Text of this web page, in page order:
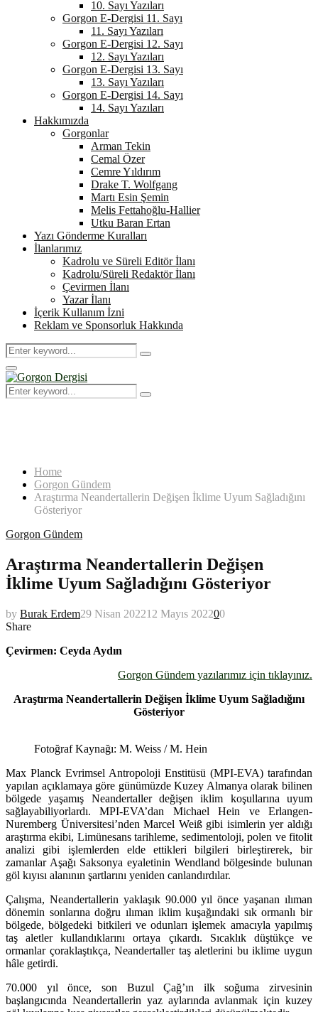
10. Sayı Yazıları
Gorgon E-Dergisi 11. Sayı
11. Sayı Yazıları
Gorgon E-Dergisi 12. Sayı
12. Sayı Yazıları
Gorgon E-Dergisi 13. Sayı
13. Sayı Yazıları
Gorgon E-Dergisi 14. Sayı
14. Sayı Yazıları
Hakkımızda
Gorgonlar
Arman Tekin
Cemal Özer
Cemre Yıldırım
Drake T. Wolfgang
Martı Esin Şemin
Melis Fettahoğlu-Hallier
Utku Baran Ertan
Yazı Gönderme Kuralları
İlanlarımız
Kadrolu ve Süreli Editör İlanı
Kadrolu/Süreli Redaktör İlanı
Çevirmen İlanı
Yazar İlanı
İçerik Kullanım İzni
Reklam ve Sponsorluk Hakkında
Search
for:
Search
Primary
Menu
Search
for:
Search
Home
Gorgon Gündem
Araştırma Neandertallerin Değişen İklime Uyum Sağladığını
Gösteriyor
Gorgon Gündem
Araştırma Neandertallerin Değişen
İklime Uyum Sağladığını Gösteriyor
by Burak Erdem29 Nisan 202212 Mayıs 202200
Share
Çevirmen: Ceyda Aydın
Gorgon Gündem yazılarımız için tıklayınız.
Araştırma Neandertallerin Değişen İklime Uyum Sağladığını
Gösteriyor
Fotoğraf Kaynağı: M. Weiss / M. Hein
Max Planck Evrimsel Antropoloji Enstitüsü (MPI-EVA) tarafından
yapılan açıklamaya göre günümüzde Kuzey Almanya olarak bilinen
bölgede yaşamış Neandertaller değişen iklim koşullarına uyum
sağlayabiliyorlardı. MPI-EVA’dan Michael Hein ve Erlangen-
Nuremberg Üniversitesi’nden Marcel Weiß gibi isimlerin yer aldığı
araştırma ekibi, Limünesans tarihleme, sedimentoloji, polen ve fitolit
analizi gibi işlemlerden elde ettikleri bilgileri birleştirerek, bir
zamanlar Aşağı Saksonya eyaletinin Wendland bölgesinde bulunan
göl kıyısı alanının şartlarını yeniden canlandırdılar.
Çalışma, Neandertallerin yaklaşık 90.000 yıl önce yaşanan ılıman
dönemin sonlarına doğru ılıman iklim kuşağındaki sık ormanlı bir
bölgede, bölgedeki bitkileri ve odunları işlemek amacıyla yapılmış
taş aletler kullandıklarını ortaya çıkardı. Sıcaklık düştükçe ve
ormanlar çoraklaştıkça, Neandertaller taş aletlerini bu iklime uygun
hâle getirdi.
70.000 yıl önce, son Buzul Çağ’ın ilk soğuma zirvesinin
başlangıcında Neandertallerin yaz aylarında avlanmak için kuzey